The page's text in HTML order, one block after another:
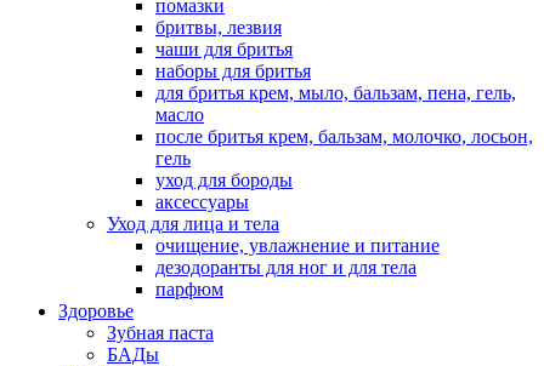
помазки
бритвы, лезвия
чаши для бритья
наборы для бритья
для бритья крем, мыло, бальзам, пена, гель,
масло
после бритья крем, бальзам, молочко, лосьон,
гель
уход для бороды
аксессуары
Уход для лица и тела
очищение, увлажнение и питание
дезодоранты для ног и для тела
парфюм
Здоровье
Зубная паста
БАДы